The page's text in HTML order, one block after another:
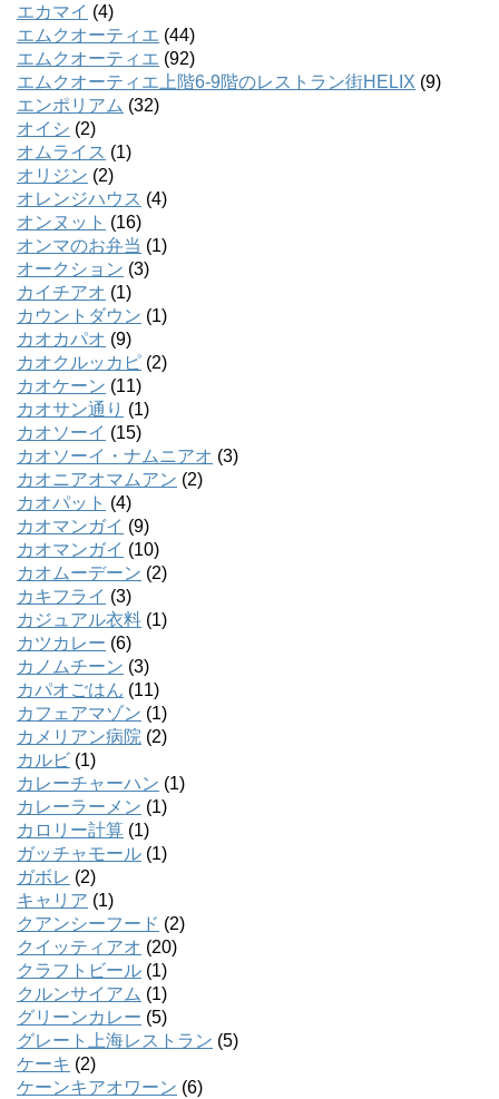
エカマイ (4)
エムクオーティエ (44)
エムクオーティエ (92)
エムクオーティエ上階6-9階のレストラン街HELIX (9)
エンポリアム (32)
オイシ (2)
オムライス (1)
オリジン (2)
オレンジハウス (4)
オンヌット (16)
オンマのお弁当 (1)
オークション (3)
カイチアオ (1)
カウントダウン (1)
カオカパオ (9)
カオクルッカピ (2)
カオケーン (11)
カオサン通り (1)
カオソーイ (15)
カオソーイ・ナムニアオ (3)
カオニアオマムアン (2)
カオパット (4)
カオマンガイ (9)
カオマンガイ (10)
カオムーデーン (2)
カキフライ (3)
カジュアル衣料 (1)
カツカレー (6)
カノムチーン (3)
カパオごはん (11)
カフェアマゾン (1)
カメリアン病院 (2)
カルビ (1)
カレーチャーハン (1)
カレーラーメン (1)
カロリー計算 (1)
ガッチャモール (1)
ガボレ (2)
キャリア (1)
クアンシーフード (2)
クイッティアオ (20)
クラフトビール (1)
クルンサイアム (1)
グリーンカレー (5)
グレート上海レストラン (5)
ケーキ (2)
ケーンキアオワーン (6)